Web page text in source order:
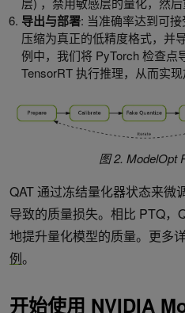
导出与部署: 当准确率达到可
压缩为真正的低精度格式，并
例中，我们将 PyTorch 检查点
TensorRT 执行推理，从而实现
图 2. ModelOpt
QAT 通过冻结量化器状态来微
导致的质量损失。相比 PTQ，
地提升量化模型的质量。更多
例。
开始使用 NVIDIA